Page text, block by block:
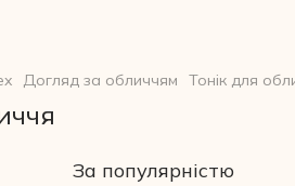
Догляд за обличчям Тонік для
За популярністю